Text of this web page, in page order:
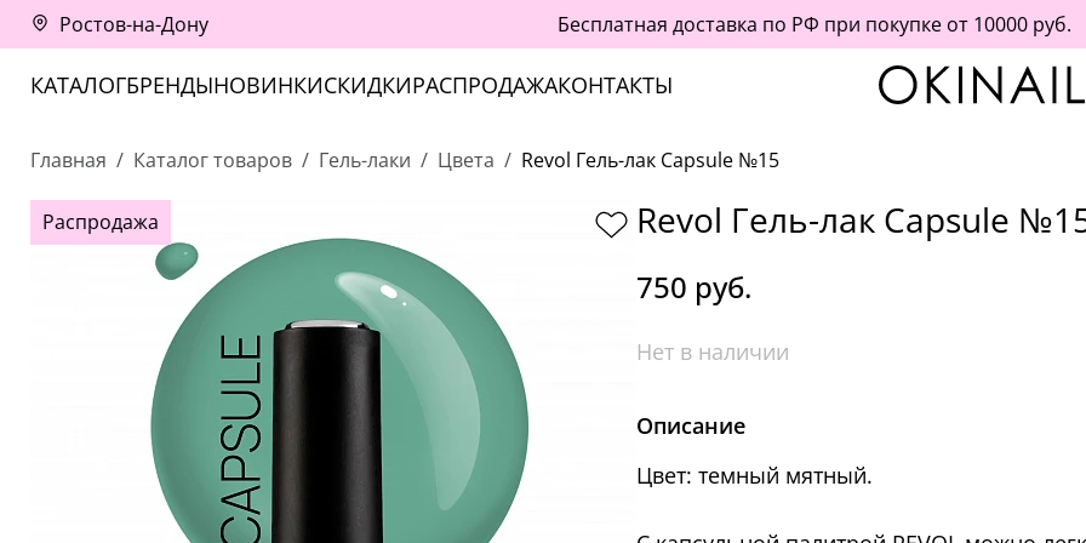
Ростов-на-Дону Бесплатная доставка по РФ при покупке от 10000 руб.
КАТАЛОГБРЕНДЫНОВИНКИСКИДКИРАСПРОДАЖАКОНТАКТЫ
Главная Каталог товаров Гель-лаки Цвета Revol Гель-лак Capsule №15
Распродажа Revol Гель-лак Capsule
750 руб.
Нет в наличии
Описание
Цвет: темный мятный.